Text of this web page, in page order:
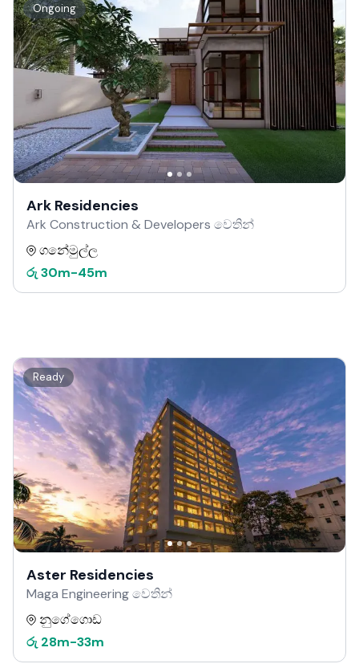
Ongoing
Ark Residencies
Ark Construction & Developers වෙතින්
ගනේමුල්ල
රු 30m-45m
Ready
Aster Residencies
Maga Engineering වෙතින්
නුගේගොඩ
රු 28m-33m